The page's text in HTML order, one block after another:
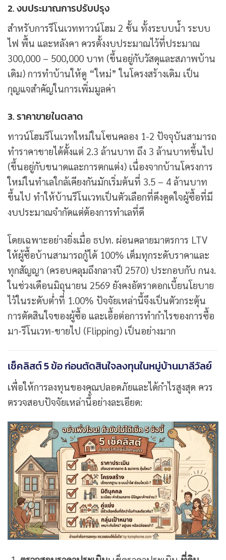
2. งบประมาณการปรับปรุง
สำหรับการรีโนเวททาวน์โฮม 2 ชั้น ทั้งระบบน้ำ ระบบ
ไฟ พื้น และหลังคา ควรตั้งงบประมาณไว้ที่ประมาณ
300,000 – 500,000 บาท (ขึ้นอยู่กับวัสดุและสภาพบ้าน
เดิม) การทำบ้านให้ดู “ใหม่” ในโครงสร้างเดิม เป็น
กุญแจสำคัญในการเพิ่มมูลค่า
3. ราคาขายในตลาด
ทาวน์โฮมรีโนเวทใหม่ในโซนคลอง 1-2 ปัจจุบันสามารถ
ทำราคาขายได้ตั้งแต่ 2.3 ล้านบาท ถึง 3 ล้านบาทขึ้นไป
(ขึ้นอยู่กับขนาดและการตกแต่ง) เนื่องจากบ้านโครงการ
ใหม่ในทำเลใกล้เคียงกันมักเริ่มต้นที่ 3.5 – 4 ล้านบาท
ขึ้นไป ทำให้บ้านรีโนเวทเป็นตัวเลือกที่ดึงดูดใจผู้ซื้อที่มี
งบประมาณจำกัดแต่ต้องการทำเลที่ดี
โดยเฉพาะอย่างยิ่งเมื่อ ธปท. ผ่อนคลายมาตรการ LTV
ให้ผู้ซื้อบ้านสามารถกู้ได้ 100% เต็มทุกระดับราคาและ
ทุกสัญญา (ครอบคลุมถึงกลางปี 2570) ประกอบกับ กนง.
ในช่วงเดือนมิถุนายน 2569 ยังคงอัตราดอกเบี้ยนโยบาย
ไว้ในระดับต่ำที่ 1.00% ปัจจัยเหล่านี้จึงเป็นตัวกระตุ้น
การตัดสินใจของผู้ซื้อ และเอื้อต่อการทำกำไรของการซื้อ
มา-รีโนเวท-ขายไป (Flipping) เป็นอย่างมาก
เช็คลิสต์ 5 ข้อ ก่อนตัดสินใจลงทุนในหมู่บ้านมาลีวัลย์
เพื่อให้การลงทุนของคุณปลอดภัยและได้กำไรสูงสุด ควร
ตรวจสอบปัจจัยเหล่านี้อย่างละเอียด: